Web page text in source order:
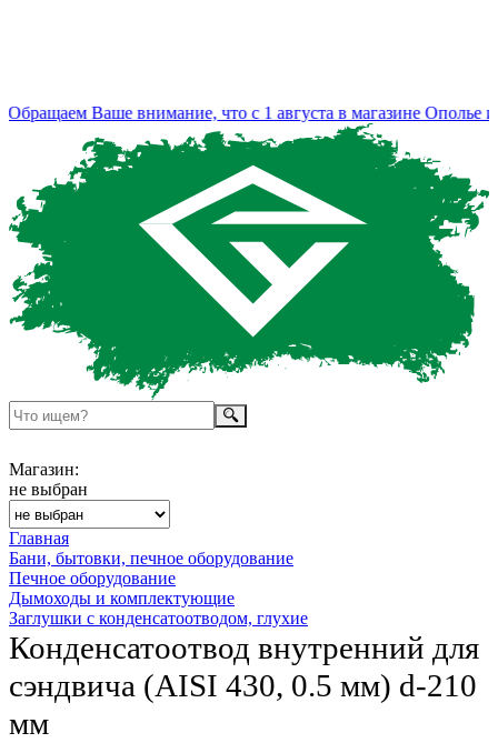
Ваше внимание, что с 1 августа в магазине Ополье
Магазин:
не выбран
Главная
Бани, бытовки, печное оборудование
Печное оборудование
Дымоходы и комплектующие
Заглушки с конденсатоотводом, глухие
Конденсатоотвод внутренний для
сэндвича (AISI 430, 0.5 мм) d-210
мм